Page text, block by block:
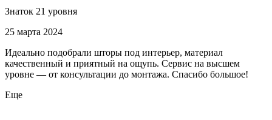
Знаток 21 уровня
25 марта 2024
Идеально подобрали шторы под интерьер, материал
качественный и приятный на ощупь. Сервис на высшем
уровне — от консультации до монтажа. Спасибо большое!
Еще